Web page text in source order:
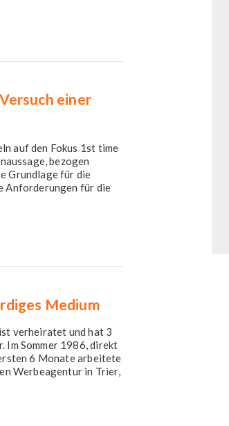
einer
auf den Fokus 1st time
bezogen
Grundlage für die
Anforderungen für die
Medium
verheiratet und hat 3
Im Sommer 1986, direkt
6 Monate arbeitete
Werbeagentur in Trier,